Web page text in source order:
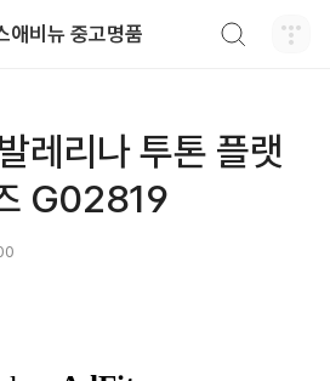
애비뉴 중고명품
레리나 투톤 플랫
G02819